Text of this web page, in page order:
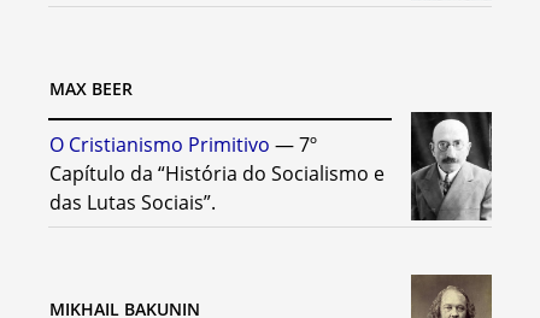
MAX BEER
O Cristianismo Primitivo — 7º
Capítulo da “História do Socialismo e
das Lutas Sociais”.
MIKHAIL BAKUNIN